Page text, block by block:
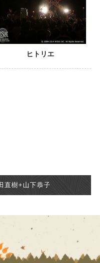
ヒトリエ
直樹+山下恭子